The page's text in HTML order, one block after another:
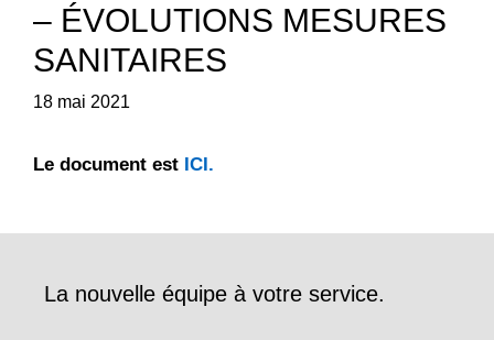
– ÉVOLUTIONS MESURES
SANITAIRES
18 mai 2021
Le document est ICI.
La nouvelle équipe à votre service.